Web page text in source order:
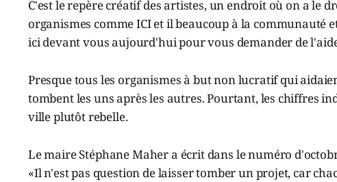
C'est le repère créatif des artistes, un endroit où on a le
organismes comme ICI et il beaucoup à la communauté
ici devant vous aujourd'hui pour vous demander de
Presque tous les organismes à but non lucratif qui
tombent les uns après les autres. Pourtant, les chiffres
ville plutôt rebelle.
Le maire Stéphane Maher a écrit dans le numéro
«Il n'est pas question de laisser tomber un projet, car